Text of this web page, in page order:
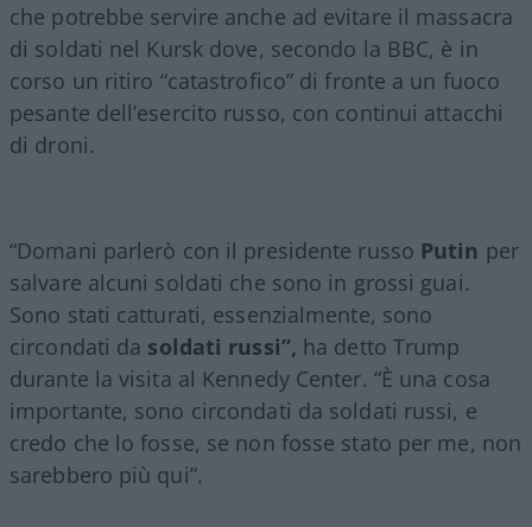
che potrebbe servire anche ad evitare il massacra
di soldati nel Kursk dove, secondo la BBC, è in
corso un ritiro “catastrofico” di fronte a un fuoco
pesante dell’esercito russo, con continui attacchi
di droni.
“Domani parlerò con il presidente russo Putin per
salvare alcuni soldati che sono in grossi guai.
Sono stati catturati, essenzialmente, sono
circondati da soldati russi”, ha detto Trump
durante la visita al Kennedy Center. “È una cosa
importante, sono circondati da soldati russi, e
credo che lo fosse, se non fosse stato per me, non
sarebbero più qui”.